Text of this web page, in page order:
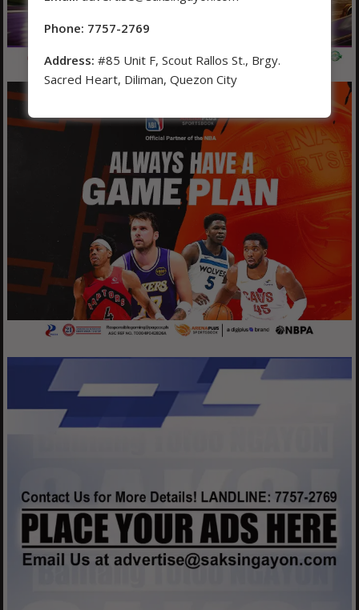
Phone: 7757-2769
Address: #85 Unit F, Scout Rallos St., Brgy.
Sacred Heart, Diliman, Quezon City